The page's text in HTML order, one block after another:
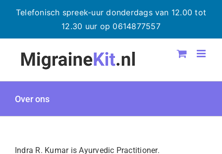
Telefonisch spreek-uur donderdags van 12.00 tot
12.30 uur op 0614877557
Over ons
Indra R. Kumar is Ayurvedic Practitioner.